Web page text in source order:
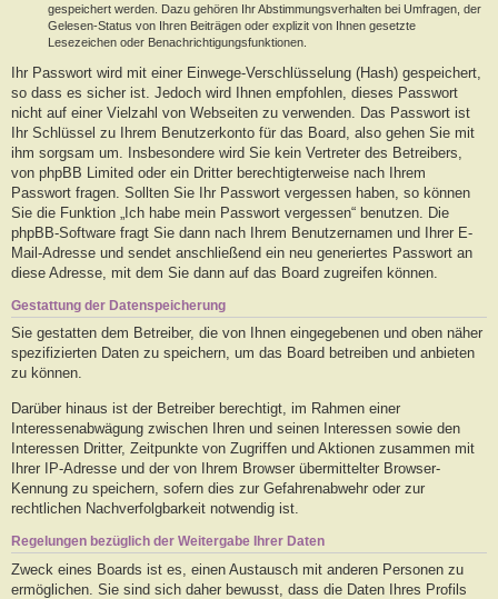
gespeichert werden. Dazu gehören Ihr Abstimmungsverhalten bei Umfragen, der
Gelesen-Status von Ihren Beiträgen oder explizit von Ihnen gesetzte
Lesezeichen oder Benachrichtigungsfunktionen.
Ihr Passwort wird mit einer Einwege-Verschlüsselung (Hash) gespeichert,
so dass es sicher ist. Jedoch wird Ihnen empfohlen, dieses Passwort
nicht auf einer Vielzahl von Webseiten zu verwenden. Das Passwort ist
Ihr Schlüssel zu Ihrem Benutzerkonto für das Board, also gehen Sie mit
ihm sorgsam um. Insbesondere wird Sie kein Vertreter des Betreibers,
von phpBB Limited oder ein Dritter berechtigterweise nach Ihrem
Passwort fragen. Sollten Sie Ihr Passwort vergessen haben, so können
Sie die Funktion „Ich habe mein Passwort vergessen“ benutzen. Die
phpBB-Software fragt Sie dann nach Ihrem Benutzernamen und Ihrer E-
Mail-Adresse und sendet anschließend ein neu generiertes Passwort an
diese Adresse, mit dem Sie dann auf das Board zugreifen können.
Gestattung der Datenspeicherung
Sie gestatten dem Betreiber, die von Ihnen eingegebenen und oben näher
spezifizierten Daten zu speichern, um das Board betreiben und anbieten
zu können.
Darüber hinaus ist der Betreiber berechtigt, im Rahmen einer
Interessenabwägung zwischen Ihren und seinen Interessen sowie den
Interessen Dritter, Zeitpunkte von Zugriffen und Aktionen zusammen mit
Ihrer IP-Adresse und der von Ihrem Browser übermittelter Browser-
Kennung zu speichern, sofern dies zur Gefahrenabwehr oder zur
rechtlichen Nachverfolgbarkeit notwendig ist.
Regelungen bezüglich der Weitergabe Ihrer Daten
Zweck eines Boards ist es, einen Austausch mit anderen Personen zu
ermöglichen. Sie sind sich daher bewusst, dass die Daten Ihres Profils